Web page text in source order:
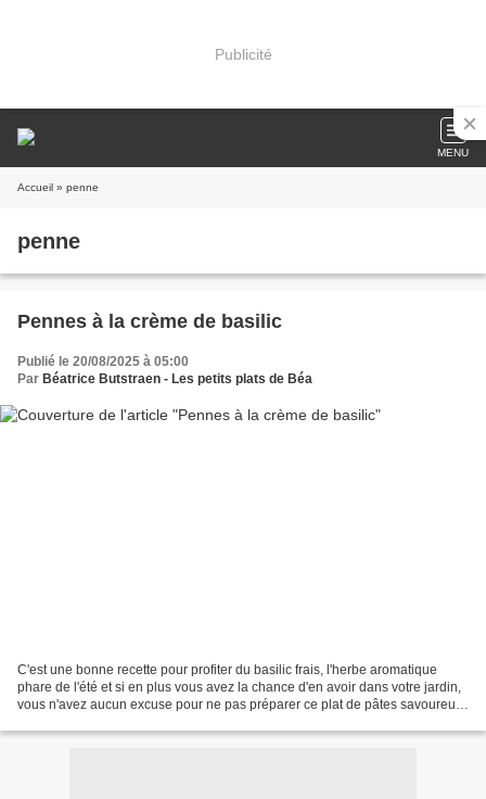
Publicité
MENU
Accueil » penne
penne
Pennes à la crème de basilic
Publié le 20/08/2025 à 05:00
Par Béatrice Butstraen - Les petits plats de Béa
C'est une bonne recette pour profiter du basilic frais, l'herbe aromatique
phare de l'été et si en plus vous avez la chance d'en avoir dans votre jardin,
vous n'avez aucun excuse pour ne pas préparer ce plat de pâtes savoureux.